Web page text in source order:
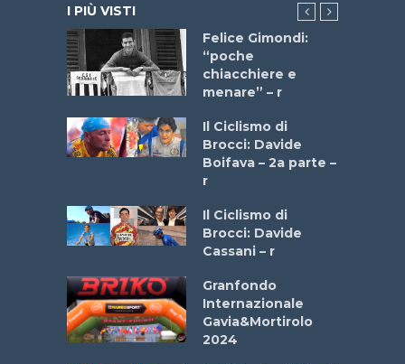
I PIÙ VISTI
Felice Gimondi:
“poche
chiacchiere e
menare” – r
Il Ciclismo di
Brocci: Davide
Boifava – 2a parte –
r
Il Ciclismo di
Brocci: Davide
Cassani – r
Granfondo
Internazionale
Gavia&Mortirolo
2024